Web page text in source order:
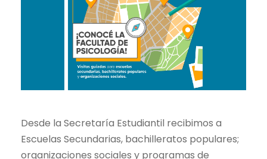
Desde la Secretaría Estudiantil recibimos a
Escuelas Secundarias, bachilleratos populares;
organizaciones sociales y programas de